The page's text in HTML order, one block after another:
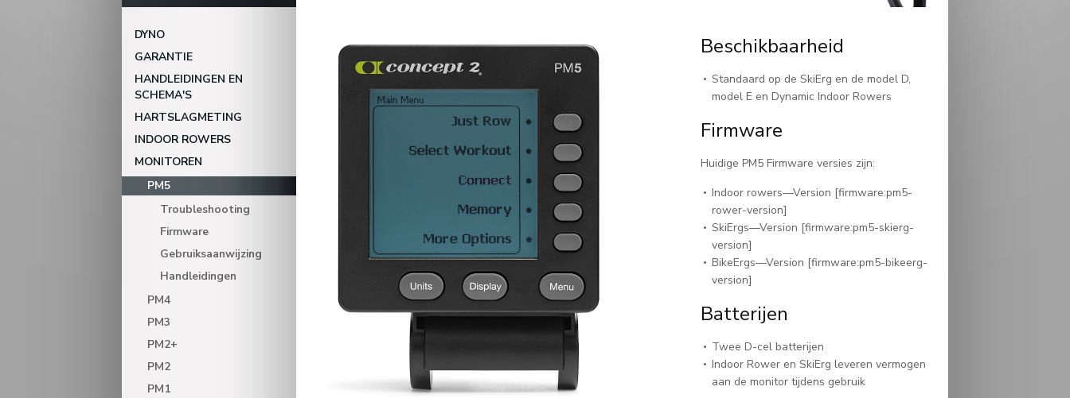
DYNO
GARANTIE
HANDLEIDINGEN EN
SCHEMA'S
HARTSLAGMETING
INDOOR ROWERS
MONITOREN
PM5
Troubleshooting
Firmware
Gebruiksaanwijzing
Handleidingen
PM4
PM3
PM2+
PM2
PM1
Beschikbaarheid
Standaard op de SkiErg en de model D,
model E en Dynamic Indoor Rowers
Firmware
Huidige PM5 Firmware versies zijn:
Indoor rowers—Version [firmware:pm5-
rower-version]
SkiErgs—Version [firmware:pm5-skierg-
version]
BikeErgs—Version [firmware:pm5-bikeerg-
version]
Batterijen
Twee D-cel batterijen
Indoor Rower en SkiErg leveren vermogen
aan de monitor tijdens gebruik